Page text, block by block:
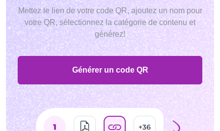
Mettez le lien de votre code QR, ajoutez un nom pour
votre QR, sélectionnez la catégorie de contenu et
générez!
Générer un code QR